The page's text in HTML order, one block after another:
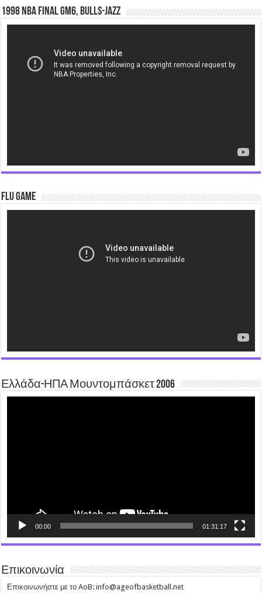
1998 NBA Final gm6, Bulls-Jazz
Flu Game
Ελλάδα-ΗΠΑ Μουντομπάσκετ 2006
00:00 01:31:17
Επικοινωνία
Επικοινωνήστε με το AoB: info@ageofbasketball.net